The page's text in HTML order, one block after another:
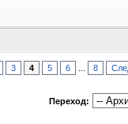
3 4 5 6 8
Переход: